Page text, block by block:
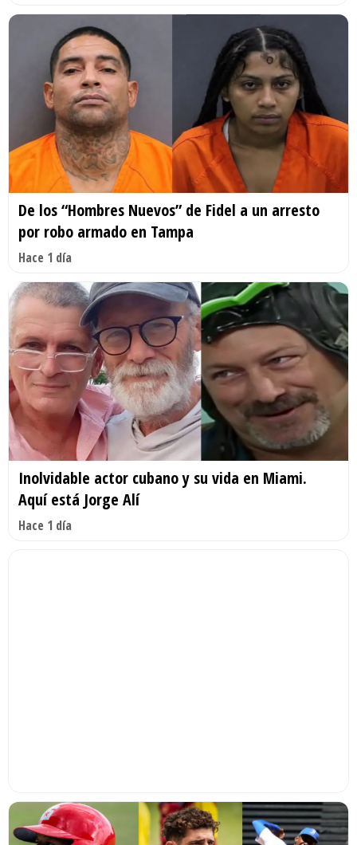
De los “Hombres Nuevos” de Fidel a un arresto
por robo armado en Tampa
Hace 1 día
Inolvidable actor cubano y su vida en Miami.
Aquí está Jorge Alí
Hace 1 día